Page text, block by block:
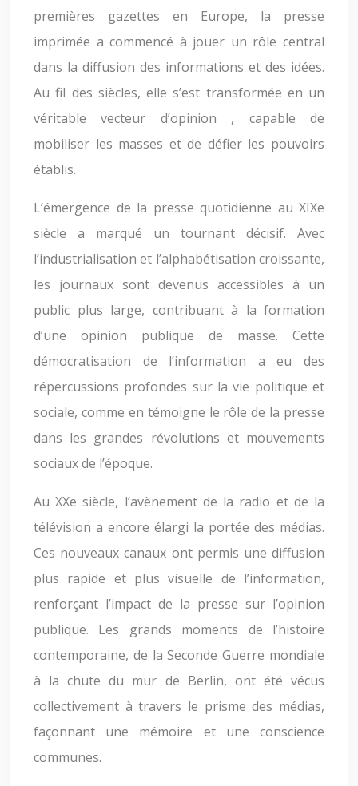
premières gazettes en Europe, la presse
imprimée a commencé à jouer un rôle central
dans la diffusion des informations et des idées.
Au fil des siècles, elle s’est transformée en un
véritable vecteur d’opinion , capable de
mobiliser les masses et de défier les pouvoirs
établis.
L’émergence de la presse quotidienne au XIXe
siècle a marqué un tournant décisif. Avec
l’industrialisation et l’alphabétisation croissante,
les journaux sont devenus accessibles à un
public plus large, contribuant à la formation
d’une opinion publique de masse. Cette
démocratisation de l’information a eu des
répercussions profondes sur la vie politique et
sociale, comme en témoigne le rôle de la presse
dans les grandes révolutions et mouvements
sociaux de l’époque.
Au XXe siècle, l’avènement de la radio et de la
télévision a encore élargi la portée des médias.
Ces nouveaux canaux ont permis une diffusion
plus rapide et plus visuelle de l’information,
renforçant l’impact de la presse sur l’opinion
publique. Les grands moments de l’histoire
contemporaine, de la Seconde Guerre mondiale
à la chute du mur de Berlin, ont été vécus
collectivement à travers le prisme des médias,
façonnant une mémoire et une conscience
communes.